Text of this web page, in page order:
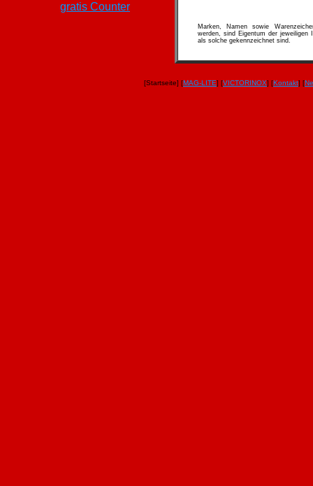
gratis Counter
Marken, Namen sowie
werden, sind Eigentum der
als solche gekennzeichnet sind.
[Startseite] [MAG-LITE] [VICTORINOX] [Kontakt] [